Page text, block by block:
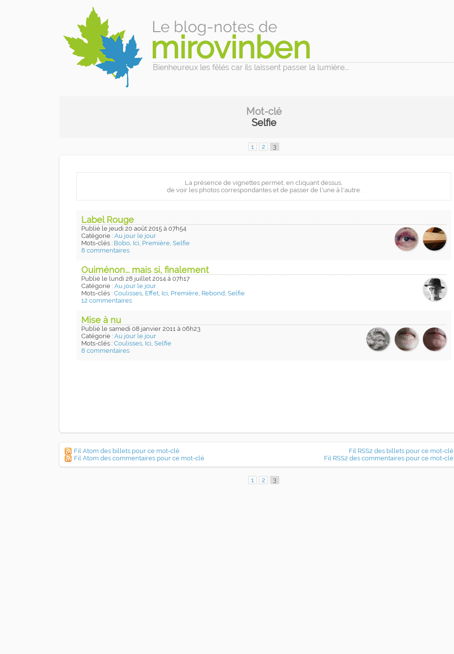
Le blog-notes de
mirovinben
Bienheureux les fêlés car ils laissent passer la lumière...
Mot-clé
Selfie
1 2 3
La présence de vignettes permet, en cliquant dessus,
de voir les photos correspondantes et de passer de l'une à l'autre.
Label Rouge
Publié le jeudi 20 août 2015 à 07h54
Catégorie : Au jour le jour
Mots-clés : Bobo, Ici, Première, Selfie
8 commentaires
Ouiménon... mais si, finalement
Publié le lundi 28 juillet 2014 à 07h17
Catégorie : Au jour le jour
Mots-clés : Coulisses, Effet, Ici, Première, Rebond, Selfie
12 commentaires
Mise à nu
Publié le samedi 08 janvier 2011 à 06h23
Catégorie : Au jour le jour
Mots-clés : Coulisses, Ici, Selfie
8 commentaires
Fil Atom des billets pour ce mot-clé
Fil Atom des commentaires pour ce mot-clé
Fil RSS2 des billets pour ce mot-clé
Fil RSS2 des commentaires pour ce mot-clé
1 2 3